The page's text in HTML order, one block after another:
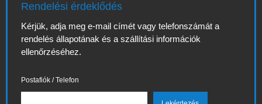
Rendelési érdeklődés
Kérjük, adja meg e-mail címét vagy telefonszámát a
rendelés állapotának és a szállítási információk
ellenőrzéséhez.
Postafiók / Telefon